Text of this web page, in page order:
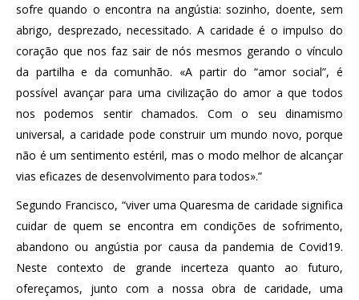
sofre quando o encontra na angústia: sozinho, doente, sem
abrigo, desprezado, necessitado. A caridade é o impulso do
coração que nos faz sair de nós mesmos gerando o vínculo
da partilha e da comunhão. «A partir do “amor social”, é
possível avançar para uma civilização do amor a que todos
nos podemos sentir chamados. Com o seu dinamismo
universal, a caridade pode construir um mundo novo, porque
não é um sentimento estéril, mas o modo melhor de alcançar
vias eficazes de desenvolvimento para todos».”
Segundo Francisco, “viver uma Quaresma de caridade significa
cuidar de quem se encontra em condições de sofrimento,
abandono ou angústia por causa da pandemia de Covid19.
Neste contexto de grande incerteza quanto ao futuro,
ofereçamos, junto com a nossa obra de caridade, uma